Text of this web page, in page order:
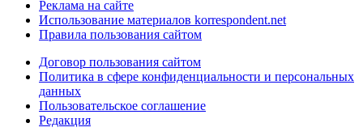
Реклама на сайте
Использование материалов korrespondent.net
Правила пользования сайтом
Договор пользования сайтом
Политика в сфере конфиденциальности и персональных
данных
Пользовательское соглашение
Редакция